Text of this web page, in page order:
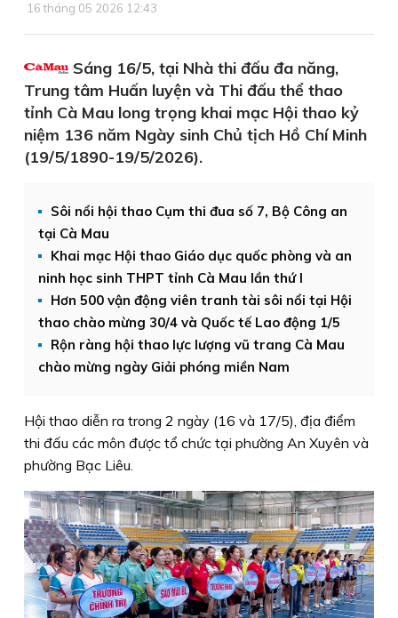
16 tháng 05 2026 12:43
Sáng 16/5, tại Nhà thi đấu đa năng,
Trung tâm Huấn luyện và Thi đấu thể thao
tỉnh Cà Mau long trọng khai mạc Hội thao kỷ
niệm 136 năm Ngày sinh Chủ tịch Hồ Chí Minh
(19/5/1890-19/5/2026).
Sôi nổi hội thao Cụm thi đua số 7, Bộ Công an
tại Cà Mau
Khai mạc Hội thao Giáo dục quốc phòng và an
ninh học sinh THPT tỉnh Cà Mau lần thứ I
Hơn 500 vận động viên tranh tài sôi nổi tại Hội
thao chào mừng 30/4 và Quốc tế Lao động 1/5
Rộn ràng hội thao lực lượng vũ trang Cà Mau
chào mừng ngày Giải phóng miền Nam
Hội thao diễn ra trong 2 ngày (16 và 17/5), địa điểm
thi đấu các môn được tổ chức tại phường An Xuyên và
phường Bạc Liêu.